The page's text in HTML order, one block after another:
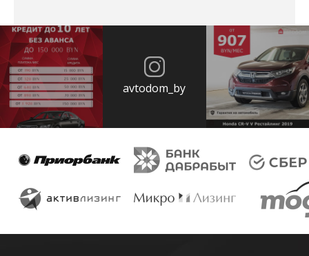
avtodom_by